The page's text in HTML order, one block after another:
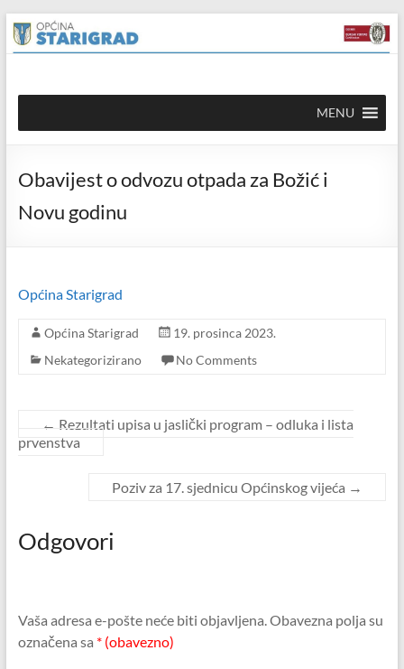
content
Skip
to
content
Općina
Starigrad
mrežna
stranica
MENU
Obavijest o odvozu otpada za Božić i
Novu godinu
Općina Starigrad
Općina Starigrad
19. prosinca 2023.
Nekategorizirano
No Comments
← Rezultati upisa u jaslički program – odluka i lista
prvenstva
Poziv za 17. sjednicu Općinskog vijeća →
Odgovori
Vaša adresa e-pošte neće biti objavljena.Obavezna polja su
označena sa * (obavezno)